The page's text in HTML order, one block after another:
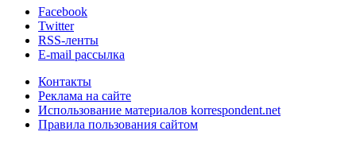
Facebook
Twitter
RSS-ленты
E-mail рассылка
Контакты
Реклама на сайте
Использование материалов korrespondent.net
Правила пользования сайтом